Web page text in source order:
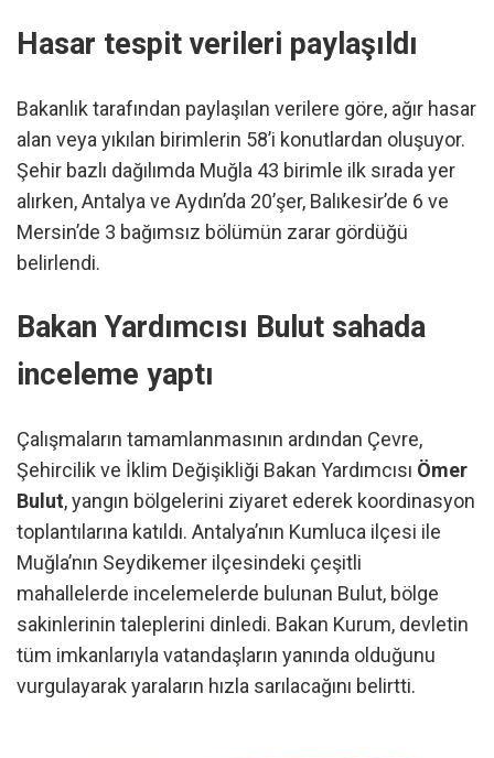
Hasar tespit verileri paylaşıldı
Bakanlık tarafından paylaşılan verilere göre, ağır hasar
alan veya yıkılan birimlerin 58’i konutlardan oluşuyor.
Şehir bazlı dağılımda Muğla 43 birimle ilk sırada yer
alırken, Antalya ve Aydın’da 20’şer, Balıkesir’de 6 ve
Mersin’de 3 bağımsız bölümün zarar gördüğü
belirlendi.
Bakan Yardımcısı Bulut sahada
inceleme yaptı
Çalışmaların tamamlanmasının ardından Çevre,
Şehircilik ve İklim Değişikliği Bakan Yardımcısı Ömer
Bulut, yangın bölgelerini ziyaret ederek koordinasyon
toplantılarına katıldı. Antalya’nın Kumluca ilçesi ile
Muğla’nın Seydikemer ilçesindeki çeşitli
mahallelerde incelemelerde bulunan Bulut, bölge
sakinlerinin taleplerini dinledi. Bakan Kurum, devletin
tüm imkanlarıyla vatandaşların yanında olduğunu
vurgulayarak yaraların hızla sarılacağını belirtti.